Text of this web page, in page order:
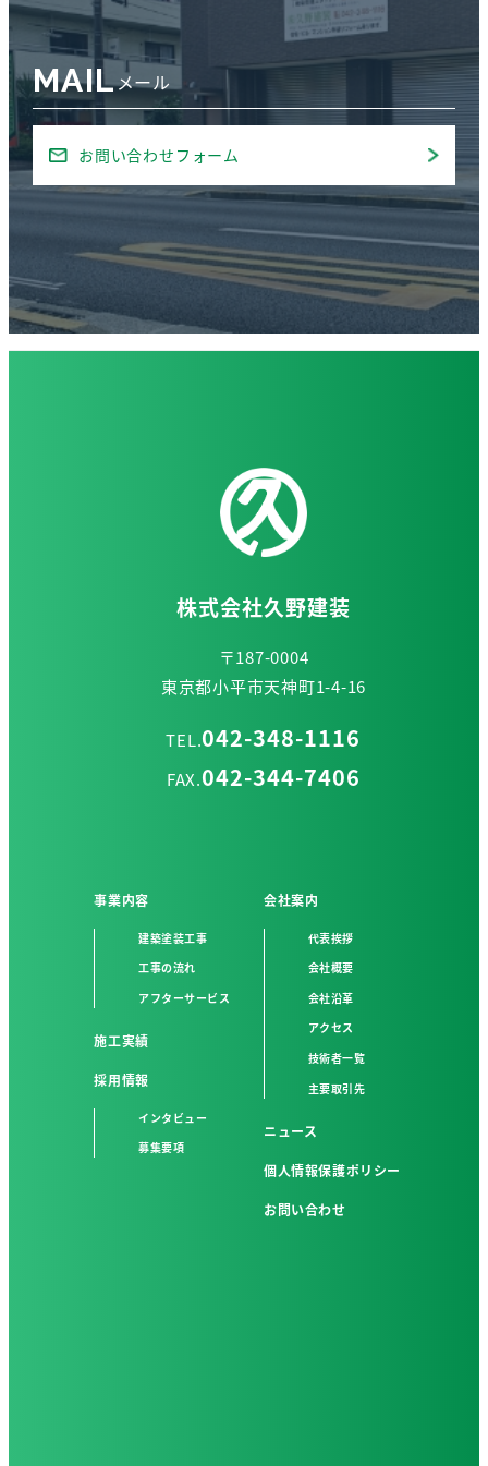
MAILメール
お問い合わせフォーム
株式会社久野建装
〒187-0004
東京都小平市天神町1-4-16
TEL.042-348-1116
FAX.042-344-7406
事業内容
建築塗装工事
工事の流れ
アフターサービス
施工実績
採用情報
インタビュー
募集要項
会社案内
代表挨拶
会社概要
会社沿革
アクセス
技術者一覧
主要取引先
ニュース
個人情報保護ポリシー
お問い合わせ